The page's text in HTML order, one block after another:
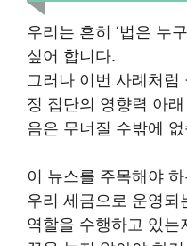
우리는 흔히 ‘법은 누
싶어 합니다.
그러나 이번 사례처
정 집단의 영향력 아
음은 무너질 수밖에
이 뉴스를 주목해야
우리 세금으로 운영되
역할을 수행하고 있는